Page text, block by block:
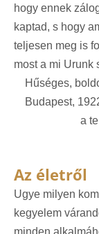
hogy ennek
kaptad, s hogy
teljesen meg is
most a mi Urunk
Hűséges,
Budapest,
a te
Az életről
Ugye milyen
kegyelem
minden